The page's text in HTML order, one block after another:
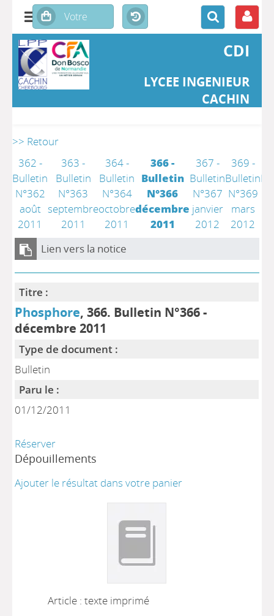
CDI
LYCEE INGENIEUR
CACHIN
>> Retour
362 -
Bulletin
N°362
août
2011
363 -
Bulletin
N°363
septembre
2011
364 -
Bulletin
N°364
octobre
2011
366 -
Bulletin
N°366
décembre
2011
367 -
Bulletin
N°367
janvier
2012
369 -
Bulletin
N°369
mars
2012
Lien vers la notice
Titre :
Phosphore, 366. Bulletin N°366 -
décembre 2011
Type de document :
Bulletin
Paru le :
01/12/2011
Réserver
Dépouillements
Ajouter le résultat dans votre panier
Article : texte imprimé